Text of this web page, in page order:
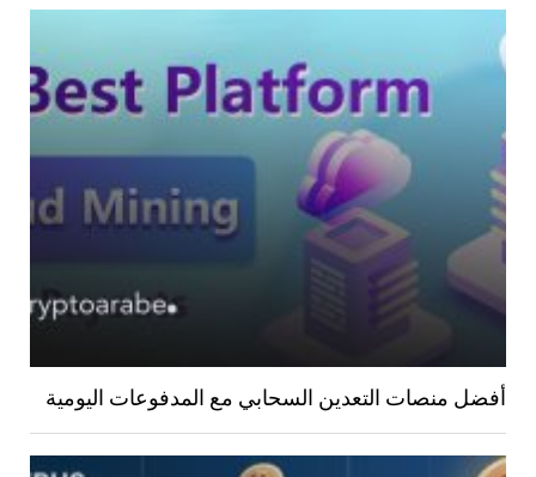
أفضل منصات التعدين السحابي مع المدفوعات اليومية